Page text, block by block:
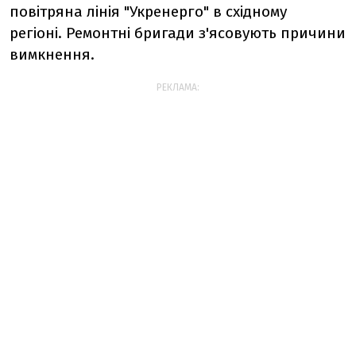
повітряна лінія "Укренерго" в східному
регіоні. Ремонтні бригади з'ясовують причини
вимкнення.
РЕКЛАМА: